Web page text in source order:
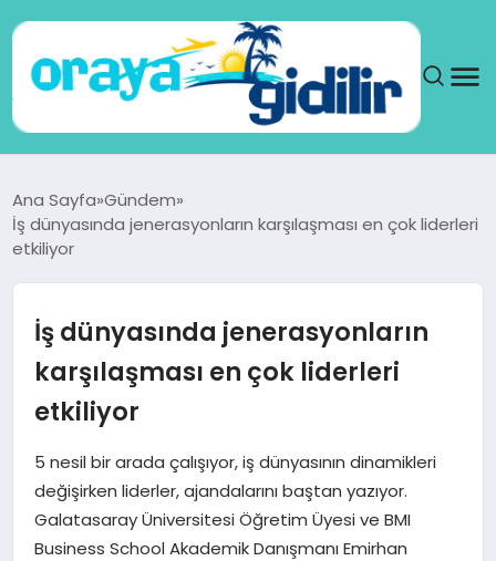
SAĞLIK
SEYAHAT
TEKNOLOJI
YAŞAM
Ana Sayfa Gündem
İş dünyasında jenerasyonların karşılaşması en çok liderleri
etkiliyor
İş dünyasında jenerasyonların
karşılaşması en çok liderleri
etkiliyor
5 nesil bir arada çalışıyor, iş dünyasının dinamikleri
değişirken liderler, ajandalarını baştan yazıyor.
Galatasaray Üniversitesi Öğretim Üyesi ve BMI
Business School Akademik Danışmanı Emirhan